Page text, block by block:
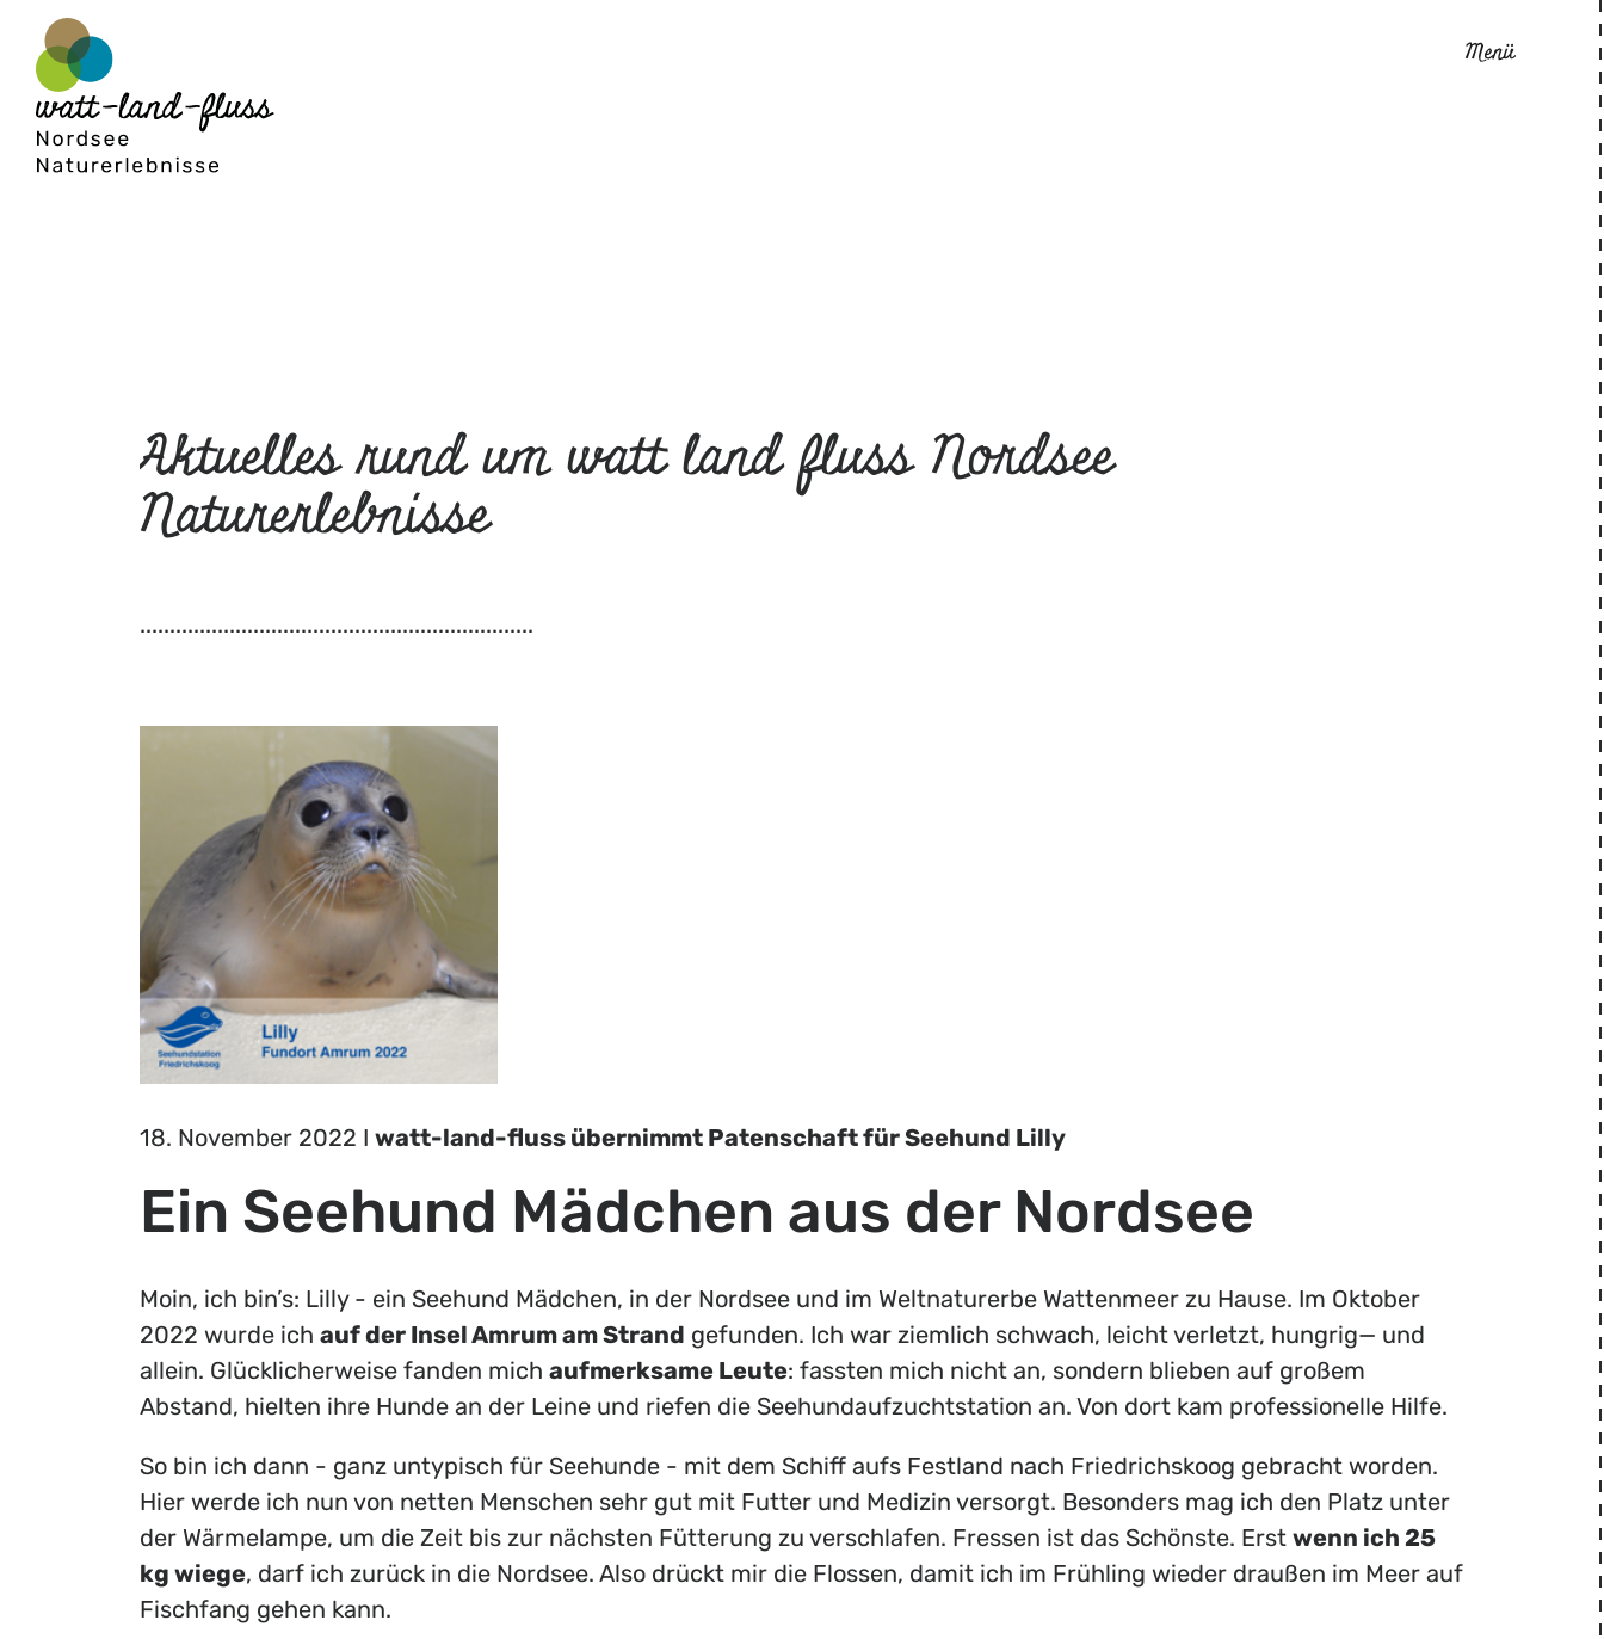
Menü
Aktuelles rund um watt land fluss Nordsee
Naturerlebnisse
..................................................................
18. November 2022 I watt-land-fluss übernimmt Patenschaft für Seehund Lilly
Ein Seehund Mädchen aus der Nordsee
Moin, ich bin’s: Lilly - ein Seehund Mädchen, in der Nordsee und im Weltnaturerbe Wattenmeer zu Hause. Im Oktober
2022 wurde ich auf der Insel Amrum am Strand gefunden. Ich war ziemlich schwach, leicht verletzt, hungrig— und
allein. Glücklicherweise fanden mich aufmerksame Leute: fassten mich nicht an, sondern blieben auf großem
Abstand, hielten ihre Hunde an der Leine und riefen die Seehundaufzuchtstation an. Von dort kam professionelle Hilfe.
So bin ich dann - ganz untypisch für Seehunde - mit dem Schiff aufs Festland nach Friedrichskoog gebracht worden.
Hier werde ich nun von netten Menschen sehr gut mit Futter und Medizin versorgt. Besonders mag ich den Platz unter
der Wärmelampe, um die Zeit bis zur nächsten Fütterung zu verschlafen. Fressen ist das Schönste. Erst wenn ich 25
kg wiege, darf ich zurück in die Nordsee. Also drückt mir die Flossen, damit ich im Frühling wieder draußen im Meer auf
Fischfang gehen kann.